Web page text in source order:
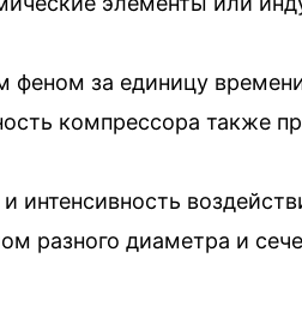
феном за единицу
компрессора также
разного диаметра и